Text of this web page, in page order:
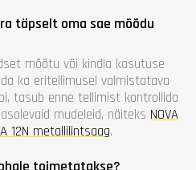
täpselt oma sae mõõdu
mõõtu või kindla kasutuse
ka eritellimusel valmistatava
tasub enne tellimist kontrollida
mudeleid, näiteks NOVA
12N metallilintsaag.